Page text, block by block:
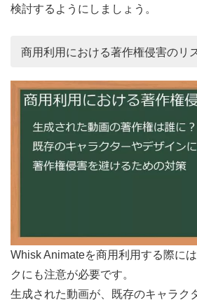
検討するようにしましょう。
商用利用における著作権侵害のリ
Whisk Animateを商用利用する際に
クにも注意が必要です。
生成された動画が、既存のキャラク